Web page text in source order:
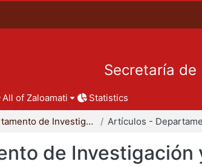
Secretaría de
All of Zaloamati Statistics
Departamento de Investigación y Conocimiento para el Diseño
de Investigación